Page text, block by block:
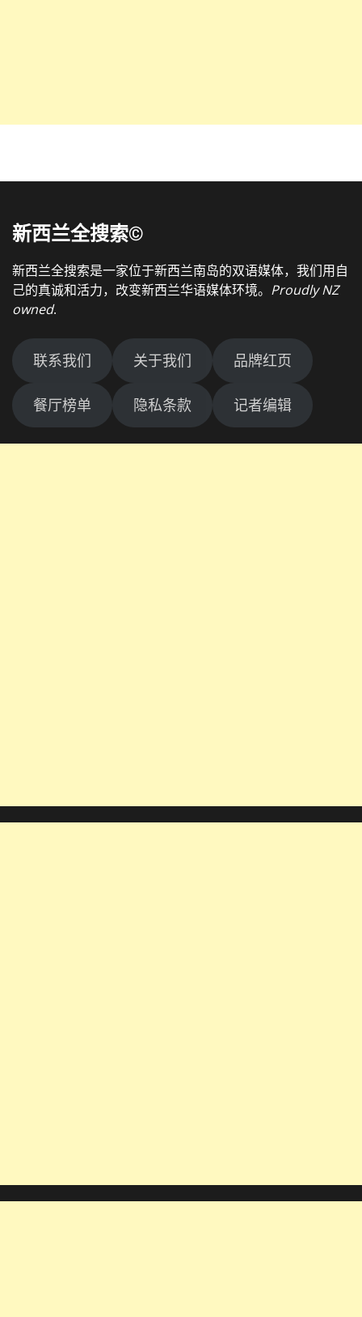
新西兰全搜索©
新西兰全搜索是一家位于新西兰南岛的双语媒体，我们用自
己的真诚和活力，改变新西兰华语媒体环境。 Proudly NZ
owned.
联系我们 关于我们 品牌红页
餐厅榜单 隐私条款 记者编辑